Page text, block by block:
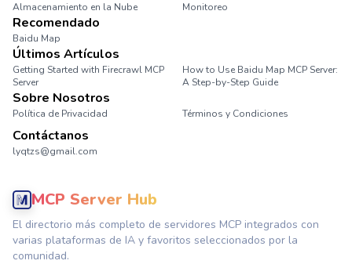
Almacenamiento en la Nube
Monitoreo
Recomendado
Baidu Map
Últimos Artículos
Getting Started with Firecrawl MCP
Server
How to Use Baidu Map MCP Server:
A Step-by-Step Guide
Sobre Nosotros
Política de Privacidad Términos y Condiciones
Contáctanos
lyqtzs@gmail.com
MCP Server Hub
El directorio más completo de servidores MCP integrados con
varias plataformas de IA y favoritos seleccionados por la
comunidad.